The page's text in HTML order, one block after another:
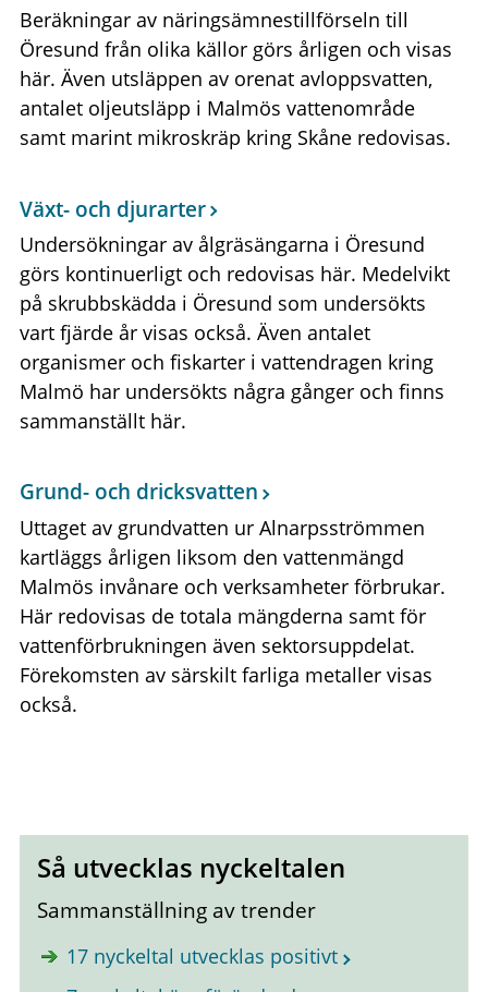
Beräkningar av näringsämnestillförseln till
Öresund från olika källor görs årligen och visas
här. Även utsläppen av orenat avloppsvatten,
antalet oljeutsläpp i Malmös vattenområde
samt marint mikroskräp kring Skåne redovisas.
Växt- och djurarter
Undersökningar av ålgräsängarna i Öresund
görs kontinuerligt och redovisas här. Medelvikt
på skrubbskädda i Öresund som undersökts
vart fjärde år visas också. Även antalet
organismer och fiskarter i vattendragen kring
Malmö har undersökts några gånger och finns
sammanställt här.
Grund- och dricksvatten
Uttaget av grundvatten ur Alnarpsströmmen
kartläggs årligen liksom den vattenmängd
Malmös invånare och verksamheter förbrukar.
Här redovisas de totala mängderna samt för
vattenförbrukningen även sektorsuppdelat.
Förekomsten av särskilt farliga metaller visas
också.
Så utvecklas nyckeltalen
Sammanställning av trender
17 nyckeltal utvecklas positivt